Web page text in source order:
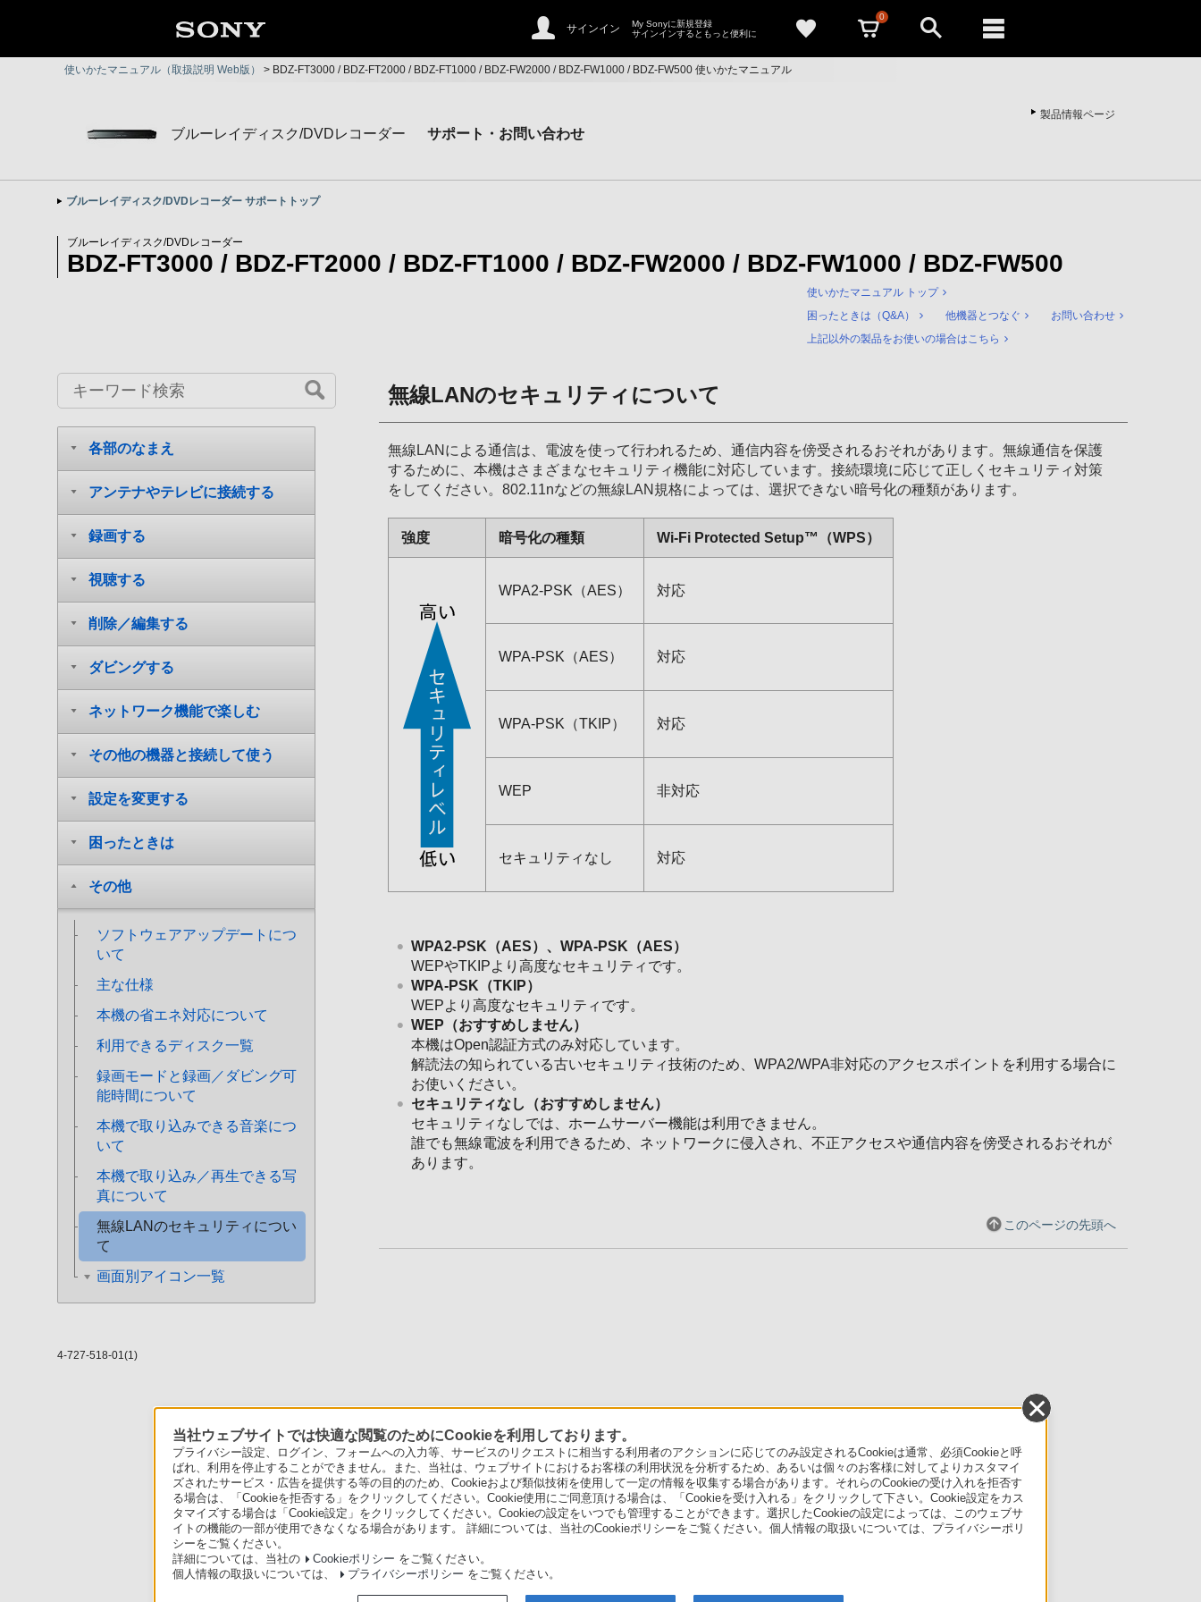
サインイン
My Sonyに新規登録
サインインするともっと便利に
0
使いかたマニュアル（取扱説明 Web版） > BDZ-FT3000 / BDZ-FT2000 / BDZ-FT1000 / BDZ-FW2000 / BDZ-FW1000 / BDZ-FW500 使いかたマニュアル
ブルーレイディスク/DVDレコーダー サポート・お問い合わせ
製品情報ページ
ブルーレイディスク/DVDレコーダー サポートトップ
ブルーレイディスク/DVDレコーダー
BDZ-FT3000 / BDZ-FT2000 / BDZ-FT1000 / BDZ-FW2000 / BDZ-FW1000 / BDZ-FW500
使いかたマニュアル トップ
困ったときは（Q&A）
他機器とつなぐ
お問い合わせ
上記以外の製品をお使いの場合はこちら
各部のなまえ
アンテナやテレビに接続する
録画する
視聴する
削除／編集する
ダビングする
ネットワーク機能で楽しむ
その他の機器と接続して使う
設定を変更する
困ったときは
その他
ソフトウェアアップデートにつ
いて
主な仕様
本機の省エネ対応について
利用できるディスク一覧
録画モードと録画／ダビング可
能時間について
本機で取り込みできる音楽につ
いて
本機で取り込み／再生できる写
真について
無線LANのセキュリティについ
て
画面別アイコン一覧
4-727-518-01(1)
無線LANのセキュリティについて
無線LANによる通信は、電波を使って行われるため、通信内容を傍受されるおそれがあります。無線通信を保護
するために、本機はさまざまなセキュリティ機能に対応しています。接続環境に応じて正しくセキュリティ対策
をしてください。802.11nなどの無線LAN規格によっては、選択できない暗号化の種類があります。
強度 暗号化の種類 Wi-Fi Protected Setup™（WPS）
WPA2-PSK（AES） 対応
WPA-PSK（AES） 対応
WPA-PSK（TKIP） 対応
WEP 非対応
セキュリティなし 対応
WPA2-PSK（AES）、WPA-PSK（AES）
WEPやTKIPより高度なセキュリティです。
WPA-PSK（TKIP）
WEPより高度なセキュリティです。
WEP（おすすめしません）
本機はOpen認証方式のみ対応しています。
解読法の知られている古いセキュリティ技術のため、WPA2/WPA非対応のアクセスポイントを利用する場合に
お使いください。
セキュリティなし（おすすめしません）
セキュリティなしでは、ホームサーバー機能は利用できません。
誰でも無線電波を利用できるため、ネットワークに侵入され、不正アクセスや通信内容を傍受されるおそれが
あります。
このページの先頭へ
当社ウェブサイトでは快適な閲覧のためにCookieを利用しております。
プライバシー設定、ログイン、フォームへの入力等、サービスのリクエストに相当する利用者のアクションに応じてのみ設定されるCookieは通常、必須Cookieと呼
ばれ、利用を停止することができません。また、当社は、ウェブサイトにおけるお客様の利用状況を分析するため、あるいは個々のお客様に対してよりカスタマイ
ズされたサービス・広告を提供する等の目的のため、Cookieおよび類似技術を使用して一定の情報を収集する場合があります。それらのCookieの受け入れを拒否す
る場合は、「Cookieを拒否する」をクリックしてください。Cookie使用にご同意頂ける場合は、「Cookieを受け入れる」をクリックして下さい。Cookie設定をカス
タマイズする場合は「Cookie設定」をクリックしてください。Cookieの設定をいつでも管理することができます。選択したCookieの設定によっては、このウェブサ
イトの機能の一部が使用できなくなる場合があります。 詳細については、当社のCookieポリシーをご覧ください。個人情報の取扱いについては、プライバシーポリ
シーをご覧ください。
詳細については、当社の
Cookieポリシー をご覧ください。
個人情報の取扱いについては、
プライバシーポリシー をご覧ください。